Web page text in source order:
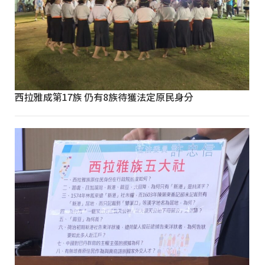
西拉雅成第17族 仍有8族待獲法定原民身分